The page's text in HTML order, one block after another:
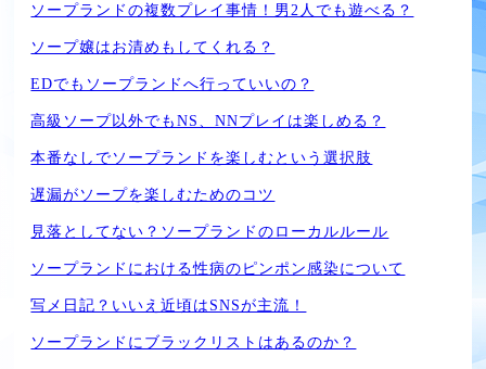
ソープランドの複数プレイ事情！男2人でも遊べる？
ソープ嬢はお清めもしてくれる？
EDでもソープランドへ行っていいの？
高級ソープ以外でもNS、NNプレイは楽しめる？
本番なしでソープランドを楽しむという選択肢
遅漏がソープを楽しむためのコツ
見落としてない？ソープランドのローカルルール
ソープランドにおける性病のピンポン感染について
写メ日記？いいえ近頃はSNSが主流！
ソープランドにブラックリストはあるのか？